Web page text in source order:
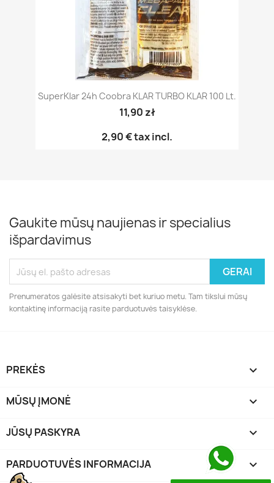
SuperKlar 24h Coobra KLAR TURBO KLAR 100 Lt.
11,90 zł
2,90 €tax incl.
Gaukite mūsų naujienas ir specialius
išpardavimus
Prenumeratos galėsite atsisakyti bet kuriuo metu. Tam tikslui mūsų
kontaktinę informaciją rasite parduotuvės taisyklėse.
PREKĖS 
MŪSŲ ĮMONĖ 
JŪSŲ PASKYRA 
PARDUOTUVĖS INFORMACIJA keyboard_arrow_down